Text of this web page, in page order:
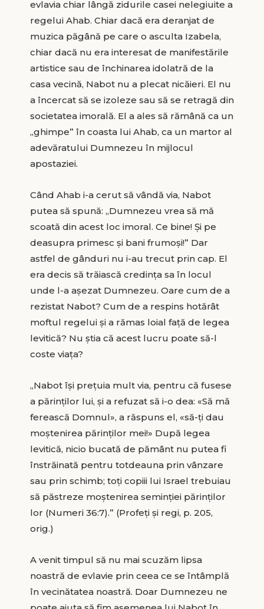
evlavia chiar lângă zidurile casei nelegiuite a
regelui Ahab. Chiar dacă era deranjat de
muzica păgână pe care o asculta Izabela,
chiar dacă nu era interesat de manifestările
artistice sau de închinarea idolatră de la
casa vecină, Nabot nu a plecat nicăieri. El nu
a încercat să se izoleze sau să se retragă din
societatea imorală. El a ales să rămână ca un
„ghimpe” în coasta lui Ahab, ca un martor al
adevăratului Dumnezeu în mijlocul
apostaziei.
Când Ahab i-a cerut să vândă via, Nabot
putea să spună: „Dumnezeu vrea să mă
scoată din acest loc imoral. Ce bine! Şi pe
deasupra primesc şi bani frumoşi!” Dar
astfel de gânduri nu i-au trecut prin cap. El
era decis să trăiască credinţa sa în locul
unde l-a aşezat Dumnezeu. Oare cum de a
rezistat Nabot? Cum de a respins hotărât
moftul regelui şi a rămas loial faţă de legea
levitică? Nu ştia că acest lucru poate să-l
coste viaţa?
„Nabot îşi preţuia mult via, pentru că fusese
a părinţilor lui, şi a refuzat să i-o dea: «Să mă
ferească Domnul», a răspuns el, «să-ţi dau
moştenirea părinţilor mei!» După legea
levitică, nicio bucată de pământ nu putea fi
înstrăinată pentru totdeauna prin vânzare
sau prin schimb; toţi copiii lui Israel trebuiau
să păstreze moştenirea seminţiei părinţilor
lor (Numeri 36:7).” (Profeţi şi regi, p. 205,
orig.)
A venit timpul să nu mai scuzăm lipsa
noastră de evlavie prin ceea ce se întâmplă
în vecinătatea noastră. Doar Dumnezeu ne